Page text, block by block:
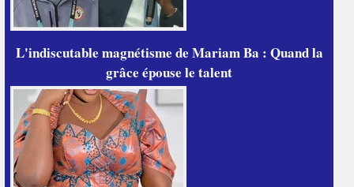
L'indiscutable magnétisme de Mariam Ba : Quand la
grâce épouse le talent